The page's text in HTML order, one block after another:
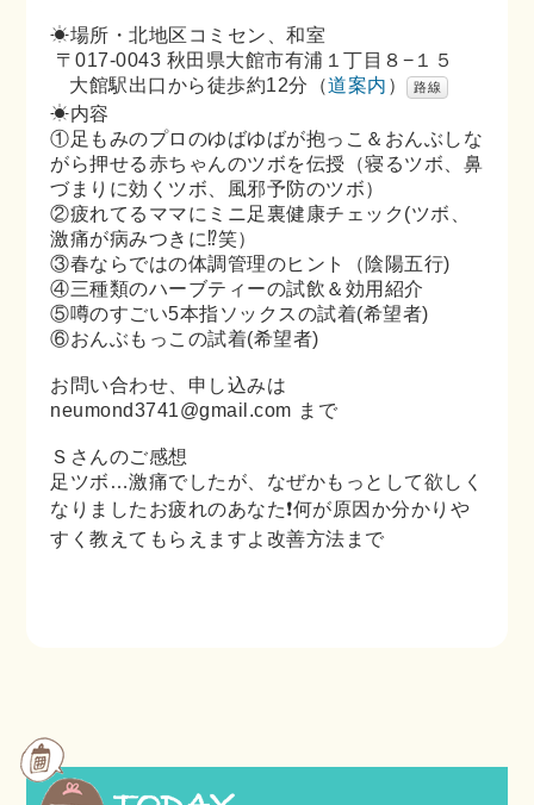
☀場所・北地区コミセン、和室
〒017-0043 秋田県大館市有浦１丁目８−１５
大館駅出口から徒歩約12分（道案内 ） 路線
☀内容
①足もみのプロのゆばゆばが抱っこ＆ おんぶしな
がら押せる赤ちゃんのツボを伝授（寝るツボ、 鼻
づまりに効くツボ、風邪予防のツボ）
②疲れてるママにミニ足裏健康チェック(ツボ、
激痛が病みつきに⁉笑）
③春ならではの体調管理のヒント（陰陽五行)
④三種類のハーブティーの試飲＆効用紹介
⑤噂のすごい5本指ソックスの試着(希望者)
⑥おんぶもっこの試着(希望者)
お問い合わせ、申し込みは
neumond3741@gmail.com まで
Ｓさんのご感想
足ツボ…激痛でしたが、なぜかもっとして欲しく
なりました お疲れのあなた❗何が原因か分かりや
すく教えてもらえますよ 改善方法まで